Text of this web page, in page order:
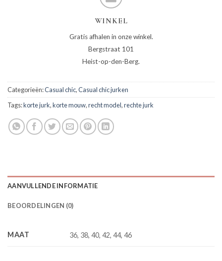
WINKEL
Gratis afhalen in onze winkel.
Bergstraat 101
Heist-op-den-Berg.
Categorieën:Casual chic,Casual chic jurken
Tags:korte jurk,korte mouw,recht model,rechte jurk
AANVULLENDE INFORMATIE
BEOORDELINGEN (0)
MAAT 36, 38, 40, 42, 44, 46